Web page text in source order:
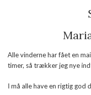
Alle vinderne har fået en
timer, så trækker jeg nye
I må alle have en rigtig god